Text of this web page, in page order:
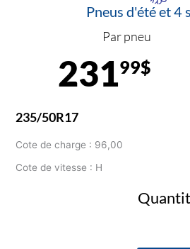
Pneus d'été et 4
Par pneu
23199$
235/50R17
Cote de charge : 96,00
Cote de vitesse : H